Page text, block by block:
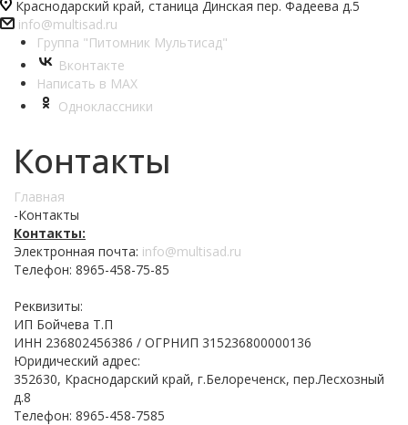
Краснодарский край, станица Динская пер. Фадеева д.5
info@multisad.ru
Группа "Питомник Мультисад"
Вконтакте
Написать в MAX
Одноклассники
Контакты
Главная
-Контакты
Контакты:
Электронная почта: info@multisad.ru
Телефон: 8965-458-75-85
Реквизиты:
ИП Бойчева Т.П
ИНН 236802456386 / ОГРНИП 315236800000136
Юридический адрес:
352630, Краснодарский край, г.Белореченск, пер.Лесхозный
д.8
Телефон: 8965-458-7585